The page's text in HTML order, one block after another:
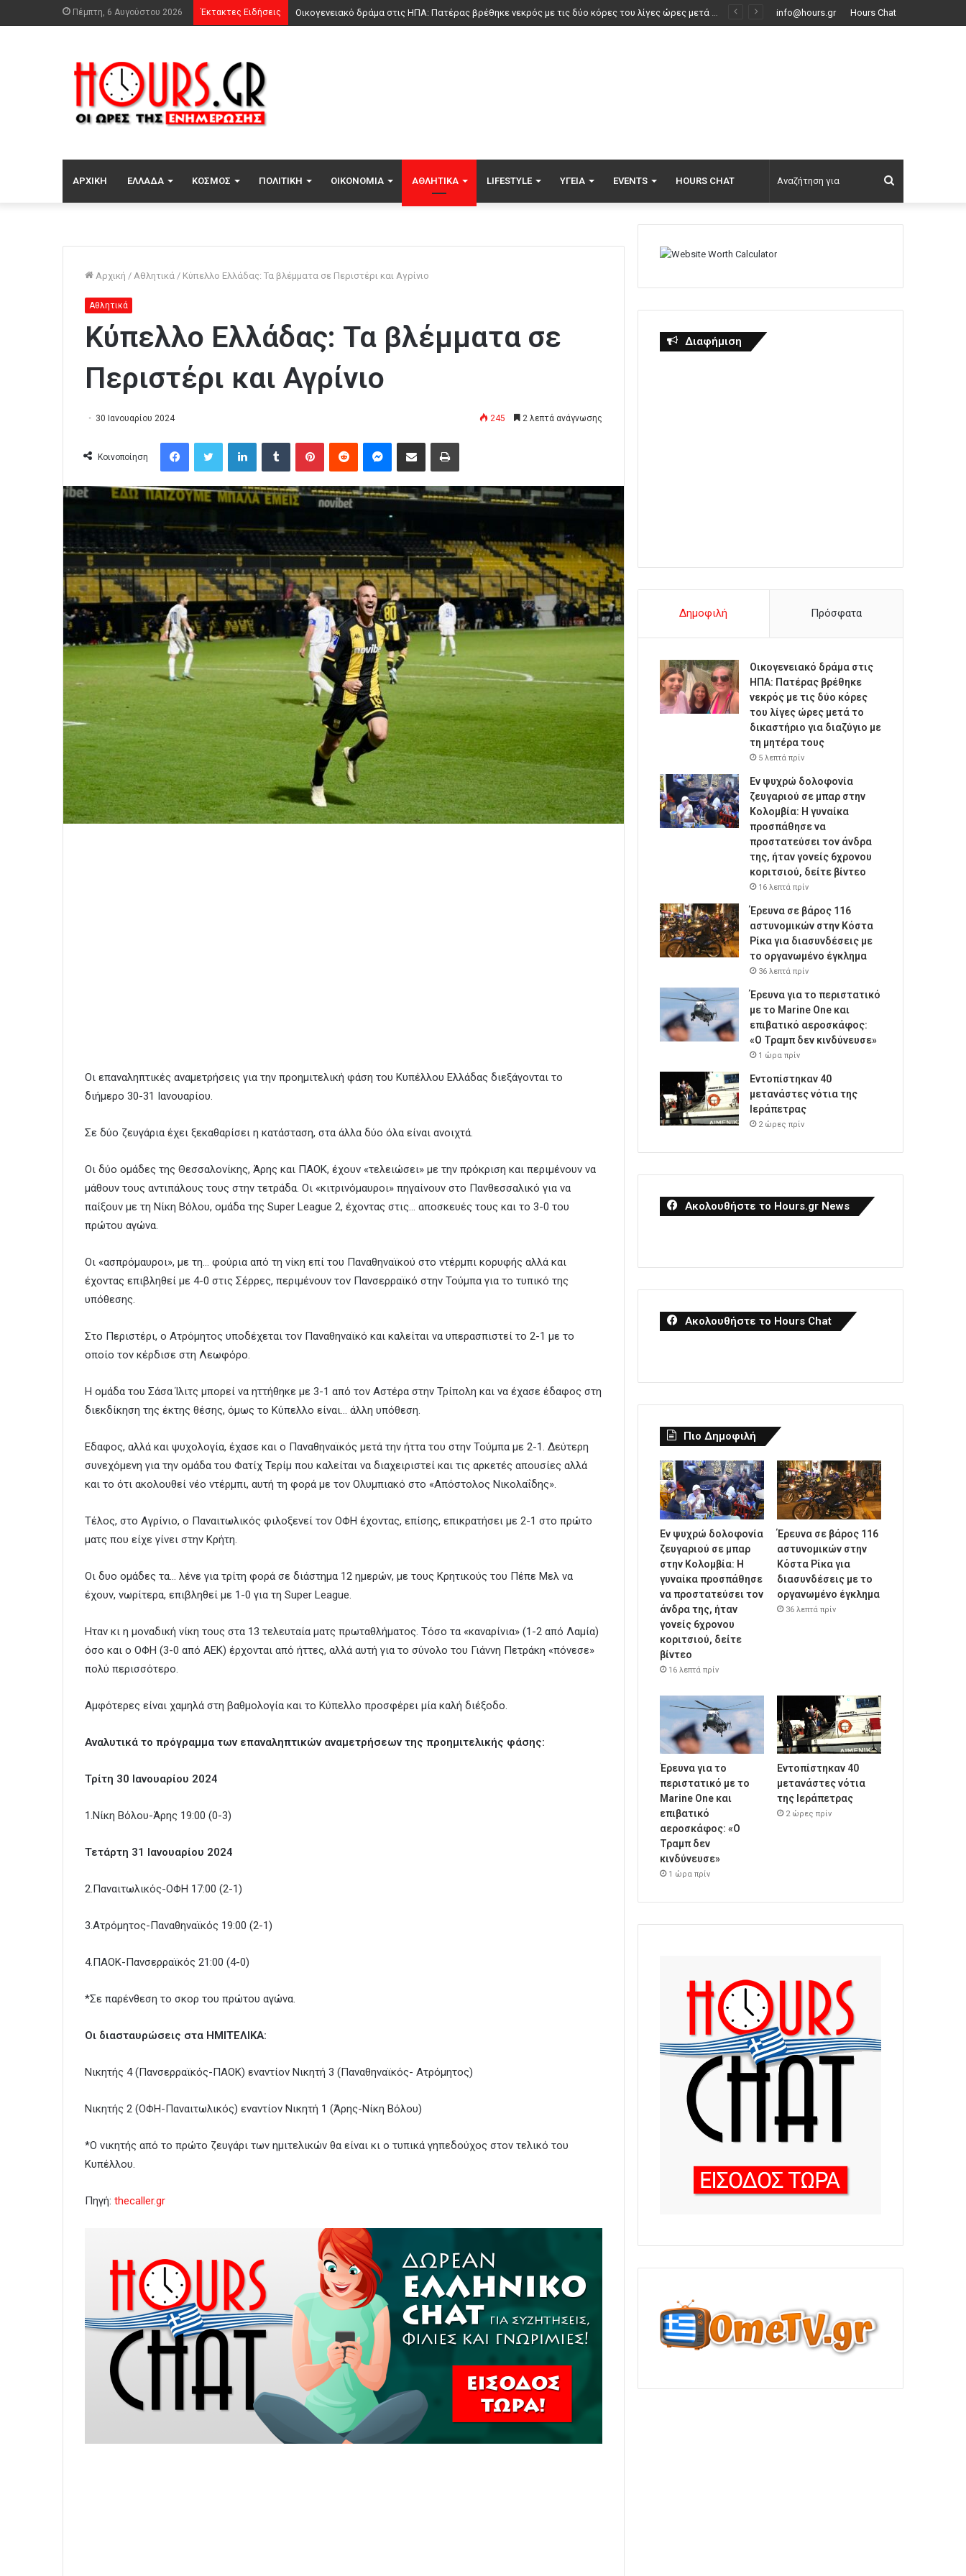
Πέμπτη, 6 Αυγούστου 2026 Έκτακτες Ειδήσεις Εν ψυχρώ δολοφονία ζευγαριού σε μπαρ στην Κολομβία: Η γυναίκα προσπάθησε να προστατεύσει τον άνδρα της, ήταν γονείς 6χρονου κοριτσιού, δείτε βίντεο info@hours.gr Hours Chat
ΑΡΧΙΚΉ ΕΛΛΆΔΑ ΚΌΣΜΟΣ ΠΟΛΙΤΙΚΉ ΟΙΚΟΝΟΜΊΑ ΑΘΛΗΤΙΚΆ LIFESTYLE ΥΓΕΊΑ EVENTS HOURS CHAT
για
Αρχική / Αθλητικά / Κύπελλο Ελλάδας: Τα βλέμματα σε Περιστέρι και Αγρίνιο
Αθλητικά
Κύπελλο Ελλάδας: Τα βλέμματα σε
Περιστέρι και Αγρίνιο
30 Ιανουαρίου 2024 245 2 λεπτά ανάγνωσης
Κοινοποίηση
Οι επαναληπτικές αναμετρήσεις για την προημιτελική φάση του Κυπέλλου Ελλάδας διεξάγονται το
διήμερο 30-31 Ιανουαρίου.
Σε δύο ζευγάρια έχει ξεκαθαρίσει η κατάσταση, στα άλλα δύο όλα είναι ανοιχτά.
Οι δύο ομάδες της Θεσσαλονίκης, Άρης και ΠΑΟΚ, έχουν «τελειώσει» με την πρόκριση και περιμένουν να
μάθουν τους αντιπάλους τους στην τετράδα. Οι «κιτρινόμαυροι» πηγαίνουν στο Πανθεσσαλικό για να
παίξουν με τη Νίκη Βόλου, ομάδα της Super League 2, έχοντας στις… αποσκευές τους και το 3-0 του
πρώτου αγώνα.
Οι «ασπρόμαυροι», με τη… φούρια από τη νίκη επί του Παναθηναϊκού στο ντέρμπι κορυφής αλλά και
έχοντας επιβληθεί με 4-0 στις Σέρρες, περιμένουν τον Πανσερραϊκό στην Τούμπα για το τυπικό της
υπόθεσης.
Στο Περιστέρι, ο Ατρόμητος υποδέχεται τον Παναθηναϊκό και καλείται να υπερασπιστεί το 2-1 με το
οποίο τον κέρδισε στη Λεωφόρο.
Η ομάδα του Σάσα Ίλιτς μπορεί να ηττήθηκε με 3-1 από τον Αστέρα στην Τρίπολη και να έχασε έδαφος στη
διεκδίκηση της έκτης θέσης, όμως το Κύπελλο είναι… άλλη υπόθεση.
Εδαφος, αλλά και ψυχολογία, έχασε και ο Παναθηναϊκός μετά την ήττα του στην Τούμπα με 2-1. Δεύτερη
συνεχόμενη για την ομάδα του Φατίχ Τερίμ που καλείται να διαχειριστεί και τις αρκετές απουσίες αλλά
και το ότι ακολουθεί νέο ντέρμπι, αυτή τη φορά με τον Ολυμπιακό στο «Απόστολος Νικολαΐδης».
Τέλος, στο Αγρίνιο, ο Παναιτωλικός φιλοξενεί τον ΟΦΗ έχοντας, επίσης, επικρατήσει με 2-1 στο πρώτο
ματς που είχε γίνει στην Κρήτη.
Οι δυο ομάδες τα… λένε για τρίτη φορά σε διάστημα 12 ημερών, με τους Κρητικούς του Πέπε Μελ να
έχουν, νωρίτερα, επιβληθεί με 1-0 για τη Super League.
Ηταν κι η μοναδική νίκη τους στα 13 τελευταία ματς πρωταθλήματος. Τόσο τα «καναρίνια» (1-2 από Λαμία)
όσο και ο ΟΦΗ (3-0 από ΑΕΚ) έρχονται από ήττες, αλλά αυτή για το σύνολο του Γιάννη Πετράκη «πόνεσε»
πολύ περισσότερο.
Αμφότερες είναι χαμηλά στη βαθμολογία και το Κύπελλο προσφέρει μία καλή διέξοδο.
Αναλυτικά το πρόγραμμα των επαναληπτικών αναμετρήσεων της προημιτελικής φάσης:
Τρίτη 30 Ιανουαρίου 2024
1.Νίκη Βόλου-Άρης 19:00 (0-3)
Τετάρτη 31 Ιανουαρίου 2024
2.Παναιτωλικός-ΟΦΗ 17:00 (2-1)
3.Ατρόμητος-Παναθηναϊκός 19:00 (2-1)
4.ΠΑΟΚ-Πανσερραϊκός 21:00 (4-0)
*Σε παρένθεση το σκορ του πρώτου αγώνα.
Οι διασταυρώσεις στα ΗΜΙΤΕΛΙΚΑ:
Νικητής 4 (Πανσερραϊκός-ΠΑΟΚ) εναντίον Νικητή 3 (Παναθηναϊκός- Ατρόμητος)
Νικητής 2 (ΟΦΗ-Παναιτωλικός) εναντίον Νικητή 1 (Άρης-Νίκη Βόλου)
*Ο νικητής από το πρώτο ζευγάρι των ημιτελικών θα είναι κι ο τυπικά γηπεδούχος στον τελικό του
Κυπέλλου.
Πηγή: thecaller.gr
Διαφήμιση
Δημοφιλή Πρόσφατα
Οικογενειακό δράμα στις
ΗΠΑ: Πατέρας βρέθηκε
νεκρός με τις δύο κόρες
του λίγες ώρες μετά το
δικαστήριο για διαζύγιο με
τη μητέρα τους
5 λεπτά πρίν
Εν ψυχρώ δολοφονία
ζευγαριού σε μπαρ στην
Κολομβία: Η γυναίκα
προσπάθησε να
προστατεύσει τον άνδρα
της, ήταν γονείς 6χρονου
κοριτσιού, δείτε βίντεο
16 λεπτά πρίν
Έρευνα σε βάρος 116
αστυνομικών στην Κόστα
Ρίκα για διασυνδέσεις με
το οργανωμένο έγκλημα
36 λεπτά πρίν
Έρευνα για το περιστατικό
με το Marine One και
επιβατικό αεροσκάφος:
«Ο Τραμπ δεν κινδύνευσε»
1 ώρα πρίν
Εντοπίστηκαν 40
μετανάστες νότια της
Ιεράπετρας
2 ώρες πρίν
Ακολουθήστε το Hours.gr News
Ακολουθήστε το Hours Chat
Πιο Δημοφιλή
Εν ψυχρώ δολοφονία
ζευγαριού σε μπαρ
στην Κολομβία: Η
γυναίκα προσπάθησε
να προστατεύσει τον
άνδρα της, ήταν
γονείς 6χρονου
κοριτσιού, δείτε
βίντεο
16 λεπτά πρίν
Έρευνα σε βάρος 116
αστυνομικών στην
Κόστα Ρίκα για
διασυνδέσεις με το
οργανωμένο έγκλημα
36 λεπτά πρίν
Έρευνα για το
περιστατικό με το
Marine One και
επιβατικό
αεροσκάφος: «Ο
Τραμπ δεν
κινδύνευσε»
1 ώρα πρίν
Εντοπίστηκαν 40
μετανάστες νότια
της Ιεράπετρας
2 ώρες πρίν